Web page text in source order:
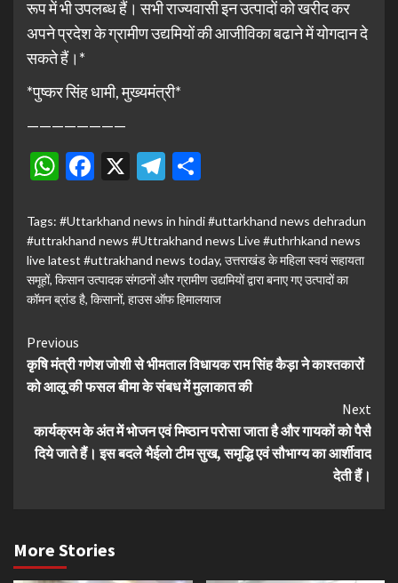
रूप में भी उपलब्ध हैं। सभी राज्यवासी इन उत्पादों को खरीद कर
अपने प्रदेश के ग्रामीण उद्यमियों की आजीविका बढाने में योगदान दे
सकते हैं।*
*पुष्कर सिंह धामी, मुख्यमंत्री*
————————
WhatsApp
Facebook
X Telegram
Tags: #Uttarkhand news in hindi #uttarkhand news dehradun
#uttrakhand news #Uttrakhand news Live #uthrhkand news
live latest #uttrakhand news today, उत्तराखंड के महिला स्वयं सहायता
समूहों, किसान उत्पादक संगठनों और ग्रामीण उद्यमियों द्वारा बनाए गए उत्पादों का
कॉमन ब्रांड है, किसानों, हाउस ऑफ हिमालयाज
Continue
Reading
Previous
कृषि मंत्री गणेश जोशी से भीमताल विधायक राम सिंह कैड़ा ने काश्तकारों
को आलू की फसल बीमा के संबध में मुलाकात की
Next
कार्यक्रम के अंत में भोजन एवं मिष्ठान परोसा जाता है और गायकों को पैसै
दिये जाते हैं। इस बदले भैईलो टीम सुख, समृद्धि एवं सौभाग्य का आर्शीवाद
देती हैं।
More Stories